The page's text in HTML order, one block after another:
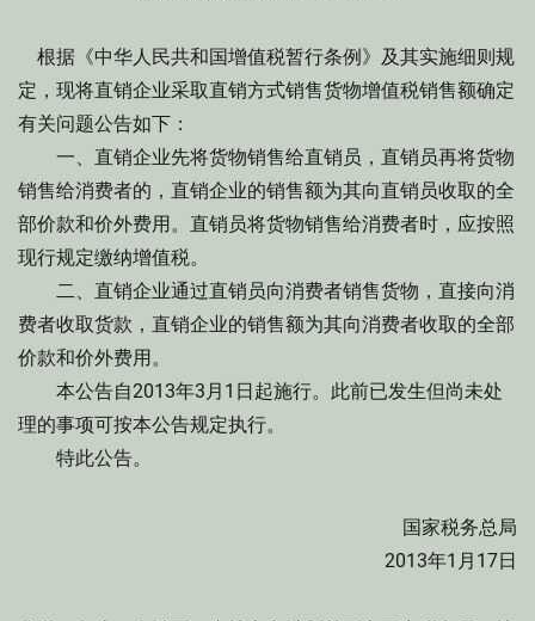
根据《中华人民共和国增值税暂行条例》及其实施细则规
定，现将直销企业采取直销方式销售货物增值税销售额确定
有关问题公告如下：
一、直销企业先将货物销售给直销员，直销员再将货物
销售给消费者的，直销企业的销售额为其向直销员收取的全
部价款和价外费用。直销员将货物销售给消费者时，应按照
现行规定缴纳增值税。
二、直销企业通过直销员向消费者销售货物，直接向消
费者收取货款，直销企业的销售额为其向消费者收取的全部
价款和价外费用。
本公告自2013年3月1日起施行。此前已发生但尚未处
理的事项可按本公告规定执行。
特此公告。
国家税务总局
2013年1月17日